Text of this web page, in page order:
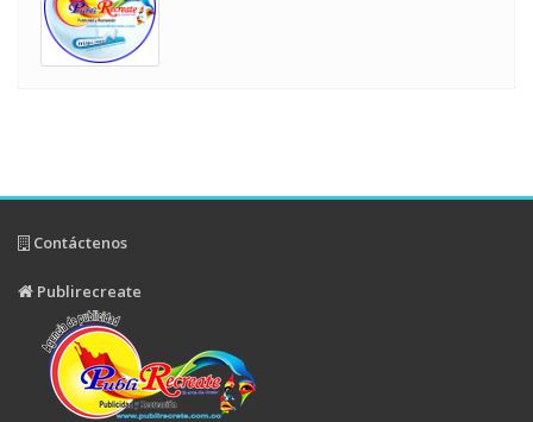
Contáctenos
Publirecreate